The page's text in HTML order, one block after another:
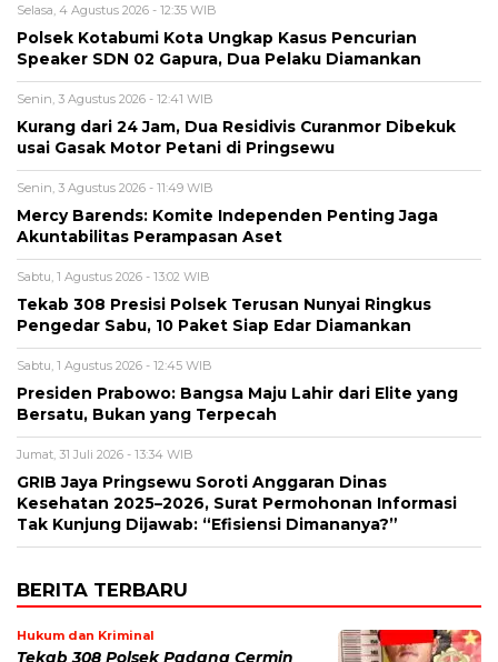
Selasa, 4 Agustus 2026 - 12:35 WIB
Polsek Kotabumi Kota Ungkap Kasus Pencurian
Speaker SDN 02 Gapura, Dua Pelaku Diamankan
Senin, 3 Agustus 2026 - 12:41 WIB
Kurang dari 24 Jam, Dua Residivis Curanmor Dibekuk
usai Gasak Motor Petani di Pringsewu
Senin, 3 Agustus 2026 - 11:49 WIB
Mercy Barends: Komite Independen Penting Jaga
Akuntabilitas Perampasan Aset
Sabtu, 1 Agustus 2026 - 13:02 WIB
Tekab 308 Presisi Polsek Terusan Nunyai Ringkus
Pengedar Sabu, 10 Paket Siap Edar Diamankan
Sabtu, 1 Agustus 2026 - 12:45 WIB
Presiden Prabowo: Bangsa Maju Lahir dari Elite yang
Bersatu, Bukan yang Terpecah
Jumat, 31 Juli 2026 - 13:34 WIB
GRIB Jaya Pringsewu Soroti Anggaran Dinas
Kesehatan 2025–2026, Surat Permohonan Informasi
Tak Kunjung Dijawab: “Efisiensi Dimananya?”
BERITA TERBARU
Hukum dan Kriminal
Tekab 308 Polsek Padang Cermin